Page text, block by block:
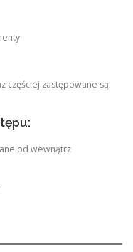
częściej zastępowane są
od wewnątrz